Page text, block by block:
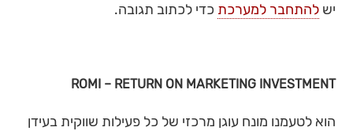
ישלהתחבר למערכת כדי לכתוב תגובה.
ROMI – RETURN ON MARKETING INVESTMENT
הוא לטעמנו מונח עוגן מרכזי של כל פעילות שווקית בעידן